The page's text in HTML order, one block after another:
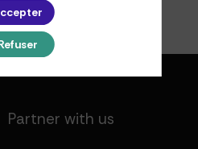
Partner with us